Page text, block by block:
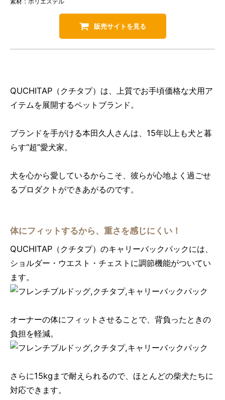
販売サイトを見る
QUCHITAP（クチタプ）は、上質でお手頃価格な犬用ア
イテムを展開するペットブランド。
ブランドを手がける本田久人さんは、15年以上も犬と暮
らす“超”愛犬家。
犬を心から愛しているからこそ、彼らが心地よく過ごせ
るプロダクトができあがるのです。
体にフィットするから、重さを感じにくい！
QUCHITAP（クチタプ）のキャリーバックパックには、
ショルダー・ウエスト・チェストに調節機能がついてい
ます。
オーナーの体にフィットさせることで、背負ったときの
負担を軽減。
さらに15kgまで耐えられるので、ほとんどの柴犬たちに
対応できます。